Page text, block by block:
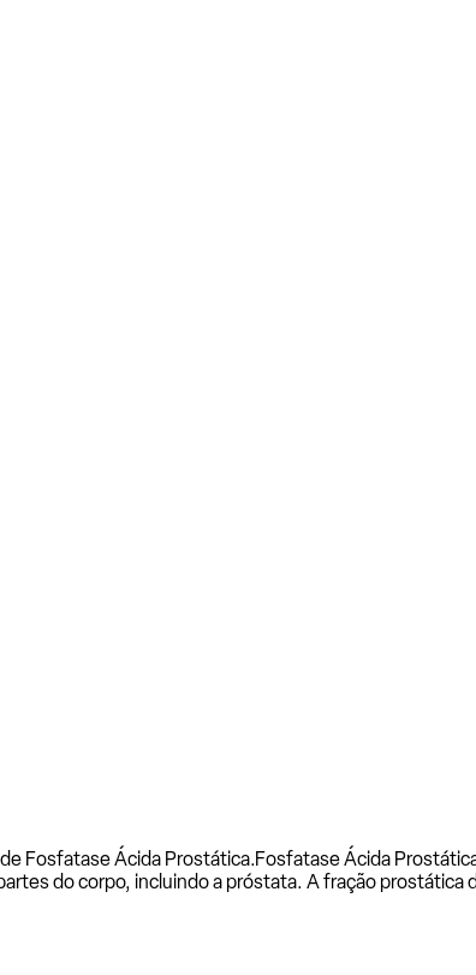
Fosfatase Ácida Prostática.Fosfatase Ácida
do corpo, incluindo a próstata. A fração